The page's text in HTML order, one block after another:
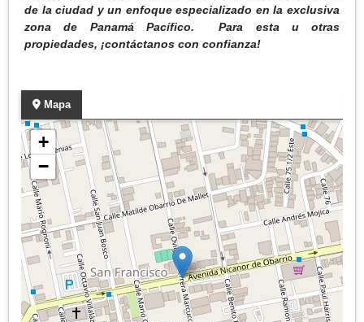
de la ciudad y un enfoque especializado en la exclusiva
zona de Panamá Pacífico. Para esta u otras
propiedades, ¡contáctanos con confianza!
Mapa
+
−